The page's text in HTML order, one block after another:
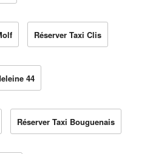
Réserver Taxi Clis
44
Réserver Taxi Bouguenais